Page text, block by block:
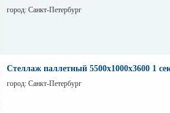
город: Санкт-Петербург
Стеллаж паллетный 5500х1000х3600 1
город: Санкт-Петербург